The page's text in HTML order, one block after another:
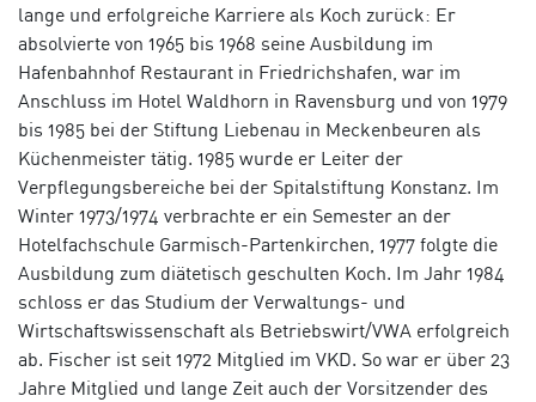
lange und erfolgreiche Karriere als Koch zurück: Er
absolvierte von 1965 bis 1968 seine Ausbildung im
Hafenbahnhof Restaurant in Friedrichshafen, war im
Anschluss im Hotel Waldhorn in Ravensburg und von 1979
bis 1985 bei der Stiftung Liebenau in Meckenbeuren als
Küchenmeister tätig. 1985 wurde er Leiter der
Verpflegungsbereiche bei der Spitalstiftung Konstanz. Im
Winter 1973/1974 verbrachte er ein Semester an der
Hotelfachschule Garmisch-Partenkirchen, 1977 folgte die
Ausbildung zum diätetisch geschulten Koch. Im Jahr 1984
schloss er das Studium der Verwaltungs- und
Wirtschaftswissenschaft als Betriebswirt/VWA erfolgreich
ab. Fischer ist seit 1972 Mitglied im VKD. So war er über 23
Jahre Mitglied und lange Zeit auch der Vorsitzender des